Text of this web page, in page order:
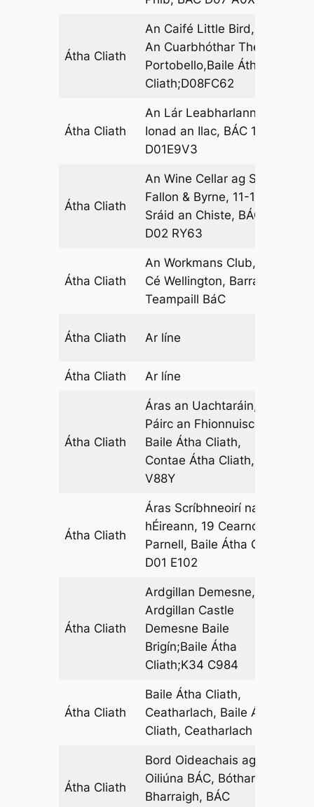
Átha Cliath
An Caifé Little Bird, 82
An Cuarbhóthar Theas,
Portobello,Baile Átha
Cliath;D08FC62
Átha Cliath
An Lár Leabharlann,
Ionad an Ilac, BÁC 1,
D01E9V3
Átha Cliath
An Wine Cellar ag Siopa
Fallon & Byrne, 11-17
Sráid an Chiste, BÁC
D02 RY63
Átha Cliath
An Workmans Club, 10
Cé Wellington, Barra an
Teampaill BáC
Átha Cliath Ar líne
Átha Cliath Ar líne
Átha Cliath
Áras an Uachtaráin,
Páirc an Fhionnuisce,
Baile Átha Cliath,
Contae Átha Cliath, D07
V88Y
Átha Cliath
Áras Scríbhneoirí na
hÉireann, 19 Cearnóg
Parnell, Baile Átha Cliath
D01 E102
Átha Cliath
Ardgillan Demesne,
Ardgillan Castle
Demesne Baile
Brigín;Baile Átha
Cliath;K34 C984
Átha Cliath
Baile Átha Cliath,
Ceatharlach, Baile Átha
Cliath, Ceatharlach
Átha Cliath
Bord Oideachais agus
Oiliúna BÁC, Bóthar an
Bharraigh, BÁC